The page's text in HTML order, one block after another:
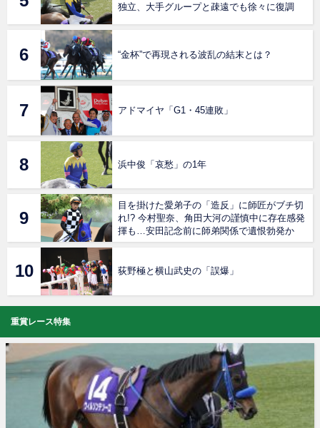
独立、大手グループと疎遠でも徐々に復調
“金杯”で再現される波乱の結末とは？
アドマイヤ「G1・45連敗」
浜中俊「哀愁」の1年
目を掛けた愛弟子の「造反」に師匠がブチ切
れ!? 今村聖奈、角田大河の謹慎中に存在感発
揮も…安田記念前に師弟関係で遺恨勃発か
荻野極と横山武史の「誤爆」
重賞レース特集